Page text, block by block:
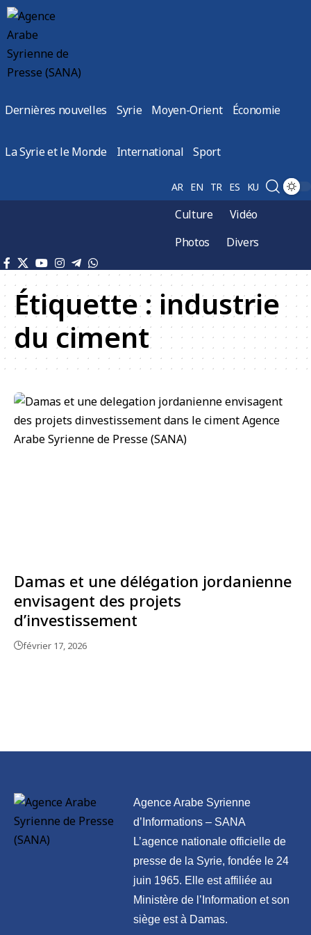
Dernières nouvelles Syrie Moyen-Orient Économie
La Syrie et le Monde International Sport
AR EN TR ES KU
Culture
Vidéo
Photos
Divers
Étiquette : industrie
du ciment
Damas et une délégation jordanienne
envisagent des projets
d’investissement
février 17, 2026
Agence Arabe Syrienne
d’Informations – SANA
L’agence nationale officielle de
presse de la Syrie, fondée le 24
juin 1965. Elle est affiliée au
Ministère de l’Information et son
siège est à Damas.